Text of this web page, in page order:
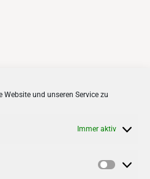
Website und unseren Service zu
Immer aktiv
und